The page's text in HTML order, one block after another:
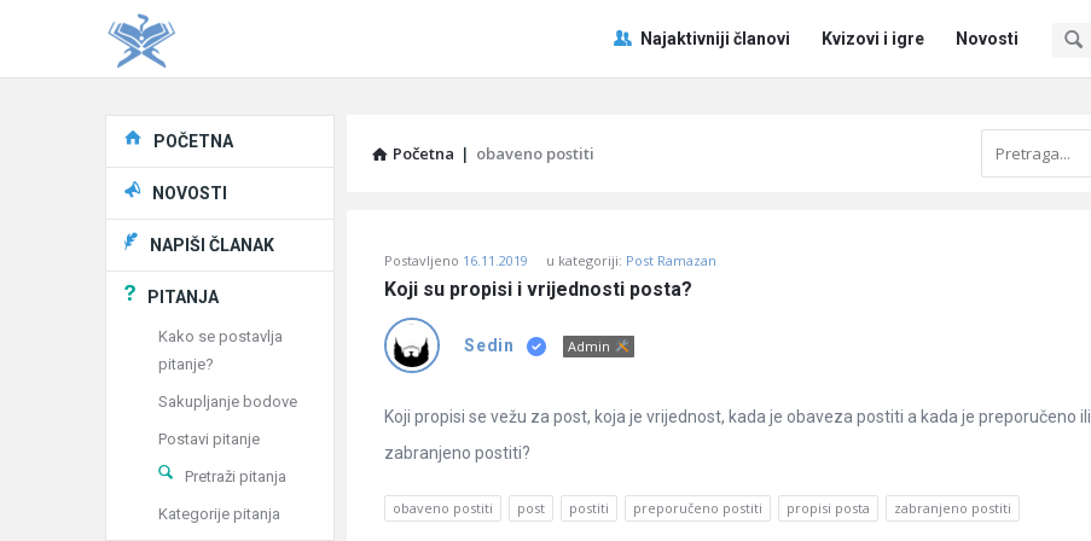
Pitaj
Učene
Najaktivniji članovi Kvizovi i igre Novosti
Početna | obaveno postiti
Učene
Latest
Pitanja
Postavljeno 16.11.2019 u kategoriji: Post Ramazan
Koji su propisi i vrijednosti posta?
Sedin Admin
Koji propisi se vežu za post, koja je vrijednost, kada je obaveza postiti a kada je preporučeno ili
zabranjeno postiti?
obaveno postiti post postiti preporučeno postiti propisi posta zabranjeno postiti
Explore
POČETNA
NOVOSTI
NAPIŠI ČLANAK
PITANJA
Kako se postavlja
pitanje?
Sakupljanje bodove
Postavi pitanje
Pretraži pitanja
Kategorije pitanja